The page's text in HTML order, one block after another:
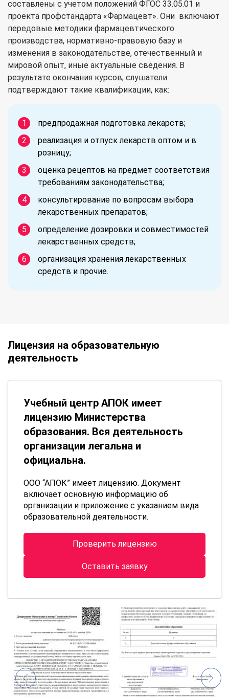
составлены с учетом положений ФГОС 33.05.01 и
проекта профстандарта «Фармацевт». Они включают
передовые методики фармацевтического
производства, нормативно-правовую базу и
изменения в законодательстве, отечественный и
мировой опыт, иные актуальные сведения. В
результате окончания курсов, слушатели
подтверждают такие квалификации, как:
предпродажная подготовка лекарств;
реализация и отпуск лекарств оптом и в
розницу;
оценка рецептов на предмет соответствия
требованиям законодательства;
консультирование по вопросам выбора
лекарственных препаратов;
определение дозировки и совместимостей
лекарственных средств;
организация хранения лекарственных
средств и прочие.
Лицензия на образовательную
деятельность
Учебный центр АПОК имеет
лицензию Министерства
образования. Вся деятельность
организации легальна и
официальна.
ООО “АПОК” имеет лицензию. Документ
включает основную информацию об
организации и приложение с указанием вида
образовательной деятельности.
Проверить лицензию
Оставить заявку